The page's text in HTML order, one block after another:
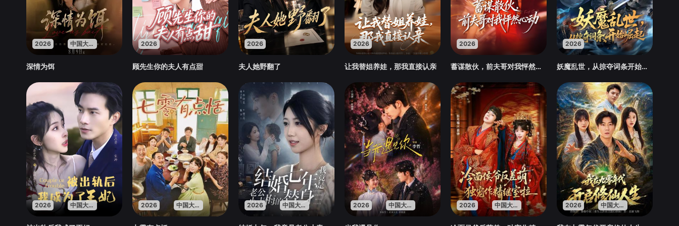
2026 中国大陆
深情为饵
2026
顾先生你的夫人有点甜
2026
夫人她野翻了
2026
让我替姐养娃，那我直接认亲
2026
蓄谋散伙，前夫哥对我怦然心动
2026
妖魔乱世，从掠夺词条开始崛起
2026 中国大陆 2026 中国大陆 2026 中国大陆 2026 中国大陆 2026 中国大陆 2026 中国大陆